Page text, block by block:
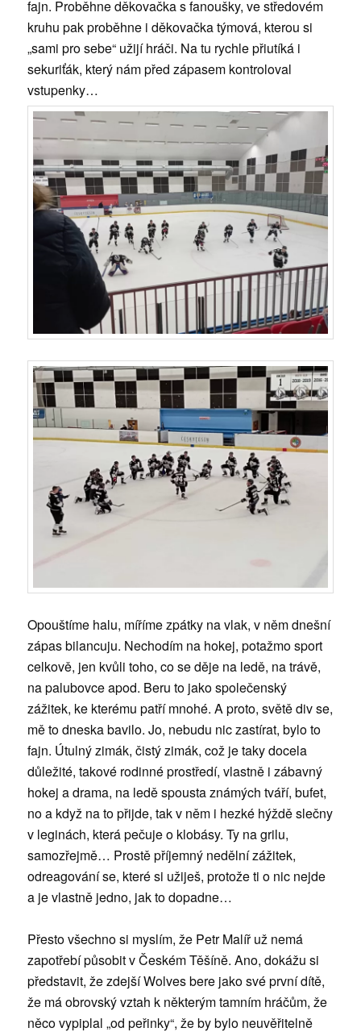
fajn. Proběhne děkovačka s fanoušky, ve středovém
kruhu pak proběhne i děkovačka týmová, kterou si
„sami pro sebe“ užijí hráči. Na tu rychle přiutíká i
sekuriťák, který nám před zápasem kontroloval
vstupenky…
Opouštíme halu, míříme zpátky na vlak, v něm dnešní
zápas bilancuju. Nechodím na hokej, potažmo sport
celkově, jen kvůli toho, co se děje na ledě, na trávě,
na palubovce apod. Beru to jako společenský
zážitek, ke kterému patří mnohé. A proto, světě div se,
mě to dneska bavilo. Jo, nebudu nic zastírat, bylo to
fajn. Útulný zimák, čistý zimák, což je taky docela
důležité, takové rodinné prostředí, vlastně i zábavný
hokej a drama, na ledě spousta známých tváří, bufet,
no a když na to přijde, tak v něm i hezké hýždě slečny
v leginách, která pečuje o klobásy. Ty na grilu,
samozřejmě… Prostě příjemný nedělní zážitek,
odreagování se, které si užiješ, protože ti o nic nejde
a je vlastně jedno, jak to dopadne…
Přesto všechno si myslím, že Petr Malíř už nemá
zapotřebí působit v Českém Těšíně. Ano, dokážu si
představit, že zdejší Wolves bere jako své první dítě,
že má obrovský vztah k některým tamním hráčům, že
něco vypiplal „od peřinky“, že by bylo neuvěřitelně